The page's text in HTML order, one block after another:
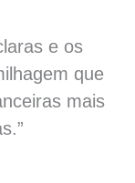
e os
que
mais